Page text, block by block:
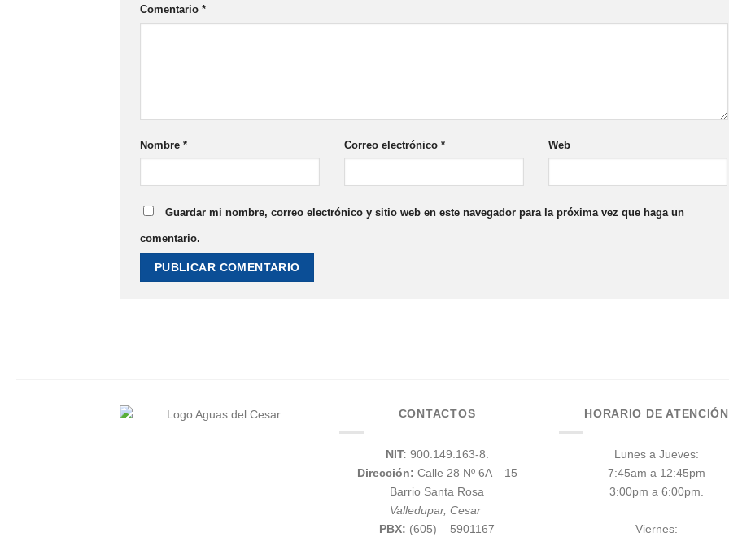
Comentario *
Nombre * Correo electrónico * Web
Guardar mi nombre, correo electrónico y sitio web en este navegador para la próxima vez que haga un
comentario.
CONTACTOS
NIT: 900.149.163-8.
Dirección: Calle 28 Nº 6A – 15
Barrio Santa Rosa
Valledupar, Cesar
PBX: (605) – 5901167
HORARIO DE ATENCIÓN
Lunes a Jueves:
7:45am a 12:45pm
3:00pm a 6:00pm.
Viernes: